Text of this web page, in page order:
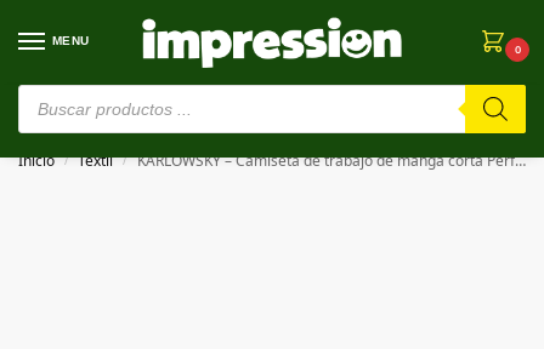
MENU
0
⚠️ Estamos en pruebas. Si algo falla, ¡Perdón!⚠️
Inicio / Textil / KARLOWSKY – Camiseta de trabajo de manga corta Performance SHORT SLEEVE WORK SHIRT PERFORMANCE